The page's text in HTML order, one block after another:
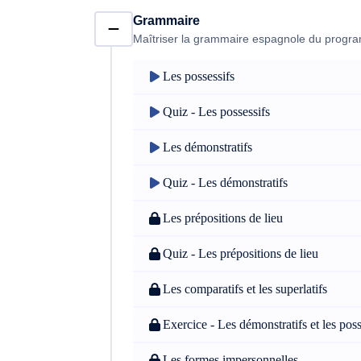
parties des épreuves que tu rencontreras
tu auras accès à des exercices de façon à
l'expression orale. Tu continueras donc tes
partie du travail à fournir pour réussir,
bonne manière, c'est pourquoi tes
grâce à ce cours d'espagnol de 3ème, de
cours pour réviser les notions d'espagnol
Grammaire
Maîtriser la grammaire espagnole du
Les possessifs
Quiz - Les possessifs
Les démonstratifs
Quiz - Les démonstratifs
Les prépositions de lieu
Quiz - Les prépositions de lieu
Les comparatifs et les superlatifs
Exercice - Les démonstratifs et les